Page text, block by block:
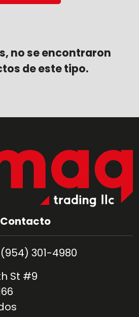
no se encontraron
de este tipo.
Contacto
301-4980
St #9